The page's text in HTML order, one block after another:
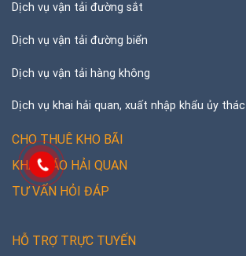
Dịch vụ vận tải đường sắt
Dịch vụ vận tải đường biển
Dịch vụ vận tải hàng không
Dịch vụ khai hải quan, xuất nhập khẩu ủy thác
CHO THUÊ KHO BÃI
KHAI BÁO HẢI QUAN
TƯ VẤN HỎI ĐÁP
HỖ TRỢ TRỰC TUYẾN